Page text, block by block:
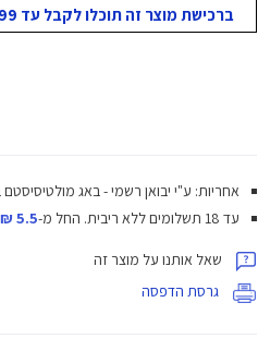
ברכישת מוצר זה תוכלו לקבל עד 99 נקודות מועדון!
אחריות: ע"י יבואן רשמי - באג
עד 18 תשלומים ללא ריבית.
החל מ-5.5 ₪
שאל אותנו על מוצר זה
גרסת הדפסה